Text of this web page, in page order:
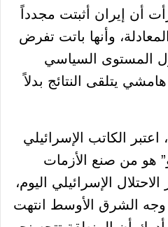
أن إيران أثبتت مجدداً
وأنها باتت تفرض
المستوى السياسي
يتلقى النتائج بدلاً
الكاتب الإسرائيلي
هو من صنع الأزمات
الإسرائيلي اليوم،
وجه الشرق الأوسط انتهت